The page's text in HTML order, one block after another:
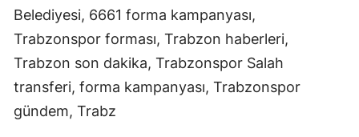
Belediyesi, 6661 forma kampanyası,
Trabzonspor forması, Trabzon haberleri,
Trabzon son dakika, Trabzonspor Salah
transferi, forma kampanyası, Trabzonspor
gündem, Trabz